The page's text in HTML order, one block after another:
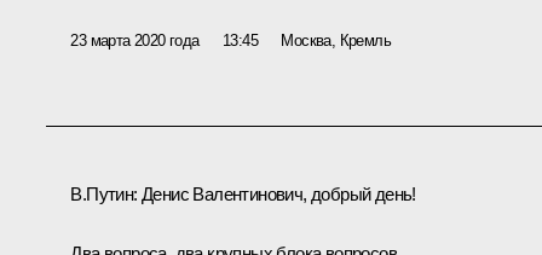
23 марта 2020 года 13:45 Москва, Кремль
В.Путин: Денис Валентинович, добрый день!